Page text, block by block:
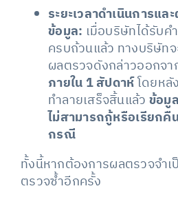
ระยะเวลาดำเนินการแ
ข้อมูล: เมื่อบริษัทได้รับ
ครบถ้วนแล้ว ทางบริษัท
ผลตรวจดังกล่าวออกจา
ภายใน 1 สัปดาห์โดยหลั
ทำลายเสร็จสิ้นแล้ว ข้อมู
ไม่สามารถกู้หรือเรียกคื
กรณี
ทั้งนี้หากต้องการผลตรวจจำเ
ตรวจซ้ำอีกครั้ง